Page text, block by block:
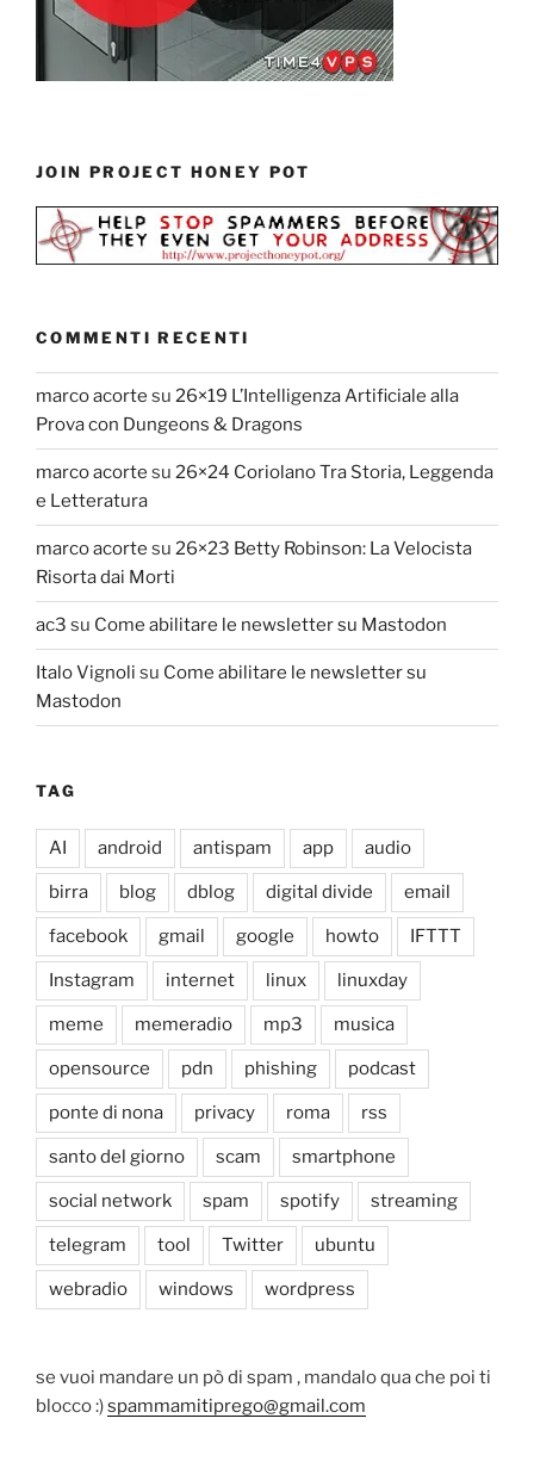
JOIN PROJECT HONEY POT
COMMENTI RECENTI
marco acorte su 26×19 L’Intelligenza Artificiale alla
Prova con Dungeons & Dragons
marco acorte su 26×24 Coriolano Tra Storia, Leggenda
e Letteratura
marco acorte su 26×23 Betty Robinson: La Velocista
Risorta dai Morti
ac3 su Come abilitare le newsletter su Mastodon
Italo Vignoli su Come abilitare le newsletter su
Mastodon
TAG
AI android antispam app audio
birra blog dblog digital divide email
facebook gmail google howto IFTTT
Instagram internet linux linuxday
meme memeradio mp3 musica
opensource pdn phishing podcast
ponte di nona privacy roma rss
santo del giorno scam smartphone
social network spam spotify streaming
telegram tool Twitter ubuntu
webradio windows wordpress
se vuoi mandare un pò di spam , mandalo qua che poi ti
blocco :)spammamitiprego@gmail.com